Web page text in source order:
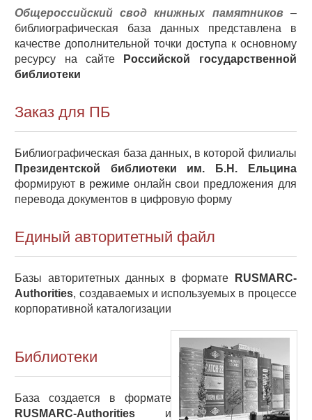
Общероссийский свод книжных памятников–
библиографическая база данных представлена в
качестве дополнительной точки доступа к основному
ресурсу на сайте
Российской государственной
библиотеки
Заказ для ПБ
Библиографическая база данных, в которой филиалы
Президентской библиотеки им. Б.Н. Ельцина
формируют в режиме онлайн свои предложения для
перевода документов в цифровую форму
Единый авторитетный файл
Базы авторитетных данных в формате
RUSMARC-
Authorities, создаваемых и используемых в процессе
корпоративной каталогизации
Библиотеки
База создается в формате
RUSMARC-Authorities и